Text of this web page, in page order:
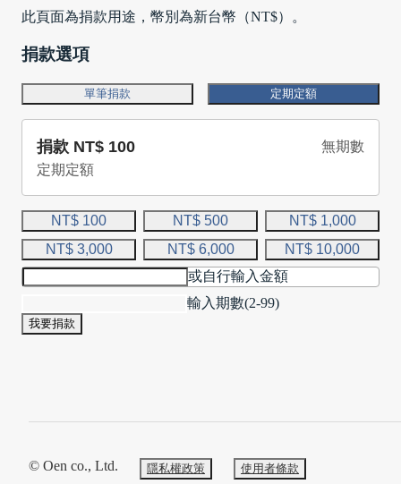
此頁面為捐款用途，幣別為新台幣（NT$）。
捐款選項
單筆捐款 定期定額
捐款 NT$ 100
無期數
定期定額
NT$ 100 NT$ 500
NT$ 1,000
NT$ 3,000
NT$ 6,000
NT$ 10,000
或自行輸入金額
輸入期數(2-99)
我要捐款
© Oen co., Ltd. 隱私權政策 使用者條款